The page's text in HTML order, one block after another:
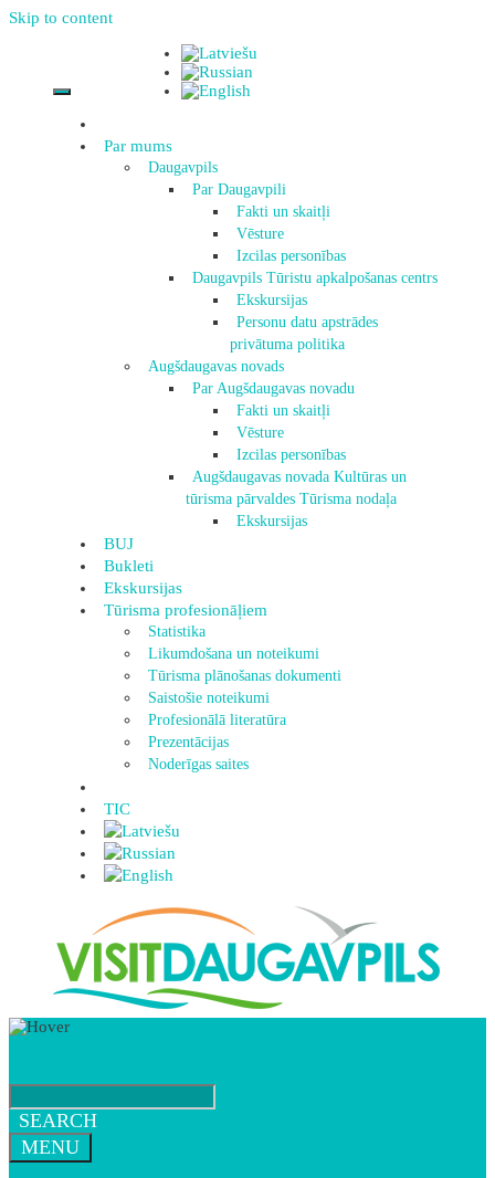
Skip to content
Par mums
Daugavpils
Par Daugavpili
Fakti un skaitļi
Vēsture
Izcilas personības
Daugavpils Tūristu apkalpošanas centrs
Ekskursijas
Personu datu apstrādes
privātuma politika
Augšdaugavas novads
Par Augšdaugavas novadu
Fakti un skaitļi
Vēsture
Izcilas personības
Augšdaugavas novada Kultūras un
tūrisma pārvaldes Tūrisma nodaļa
Ekskursijas
BUJ
Bukleti
Ekskursijas
Tūrisma profesionāļiem
Statistika
Likumdošana un noteikumi
Tūrisma plānošanas dokumenti
Saistošie noteikumi
Profesionālā literatūra
Prezentācijas
Noderīgas saites
TIC
SEARCH
MENU